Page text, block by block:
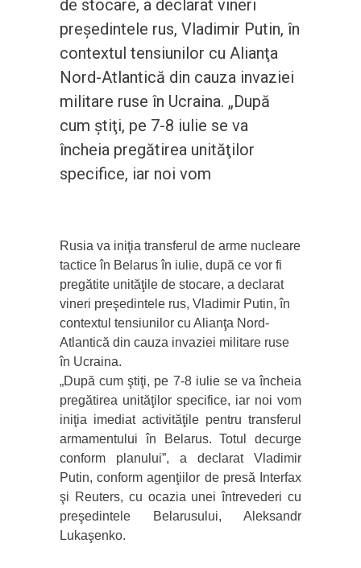
de stocare, a declarat vineri
preşedintele rus, Vladimir Putin, în
contextul tensiunilor cu Alianţa
Nord-Atlantică din cauza invaziei
militare ruse în Ucraina. „După
cum ştiţi, pe 7-8 iulie se va
încheia pregătirea unităţilor
specifice, iar noi vom
Rusia va iniţia transferul de arme nucleare
tactice în Belarus în iulie, după ce vor fi
pregătite unităţile de stocare, a declarat
vineri preşedintele rus, Vladimir Putin, în
contextul tensiunilor cu Alianţa Nord-
Atlantică din cauza invaziei militare ruse
în Ucraina.
„După cum ştiţi, pe 7-8 iulie se va încheia
pregătirea unităţilor specifice, iar noi vom
iniţia imediat activităţile pentru transferul
armamentului în Belarus. Totul decurge
conform planului”, a declarat Vladimir
Putin, conform agenţiilor de presă Interfax
şi Reuters, cu ocazia unei întrevederi cu
preşedintele Belarusului, Aleksandr
Lukaşenko.